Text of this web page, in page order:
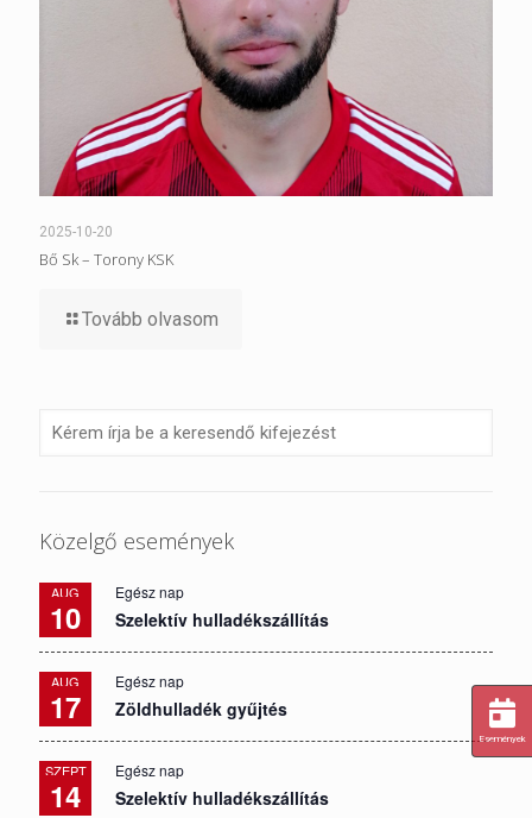
2025-10-20
Bő Sk – Torony KSK
Tovább olvasom
Közelgő események
AUG
10
Egész nap
Szelektív hulladékszállítás
AUG
17
Egész nap
Zöldhulladék gyűjtés
SZEPT
14
Egész nap
Szelektív hulladékszállítás
Események